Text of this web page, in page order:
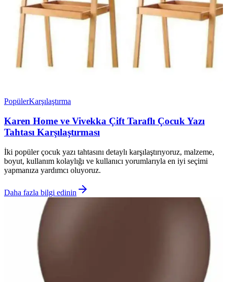
PopülerKarşılaştırma
Karen Home ve Vivekka Çift Taraflı Çocuk Yazı
Tahtası Karşılaştırması
İki popüler çocuk yazı tahtasını detaylı karşılaştırıyoruz, malzeme,
boyut, kullanım kolaylığı ve kullanıcı yorumlarıyla en iyi seçimi
yapmanıza yardımcı oluyoruz.
Daha fazla bilgi edinin